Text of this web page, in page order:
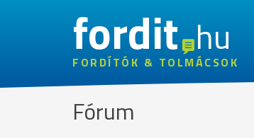
fordithu
FORDÍTÓK & TOLMÁCSOK
Fórum